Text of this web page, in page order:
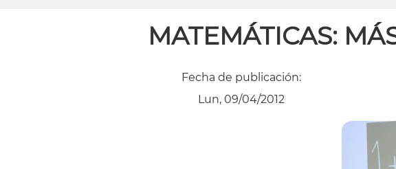
MATEMÁTICAS:
Fecha de publicación:
Lun, 09/04/2012